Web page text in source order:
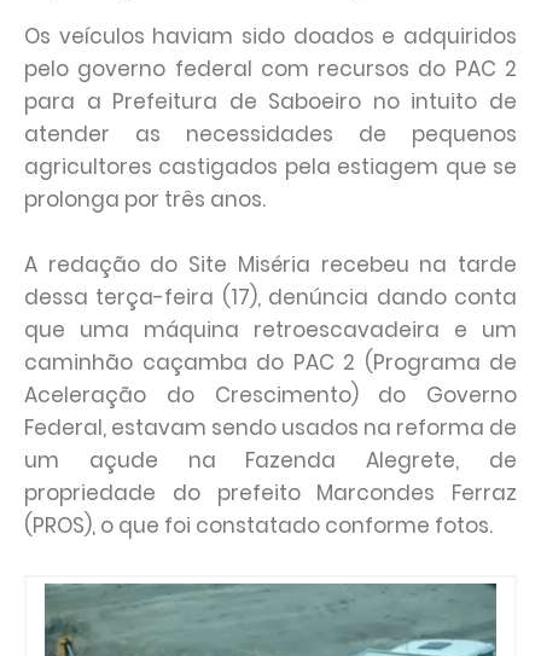
Os veículos haviam sido doados e adquiridos
pelo governo federal com recursos do PAC 2
para a Prefeitura de Saboeiro no intuito de
atender as necessidades de pequenos
agricultores castigados pela estiagem que se
prolonga por três anos.
A redação do Site Miséria recebeu na tarde
dessa terça-feira (17), denúncia dando conta
que uma máquina retroescavadeira e um
caminhão caçamba do PAC 2 (Programa de
Aceleração do Crescimento) do Governo
Federal, estavam sendo usados na reforma de
um açude na Fazenda Alegrete, de
propriedade do prefeito Marcondes Ferraz
(PROS), o que foi constatado conforme fotos.